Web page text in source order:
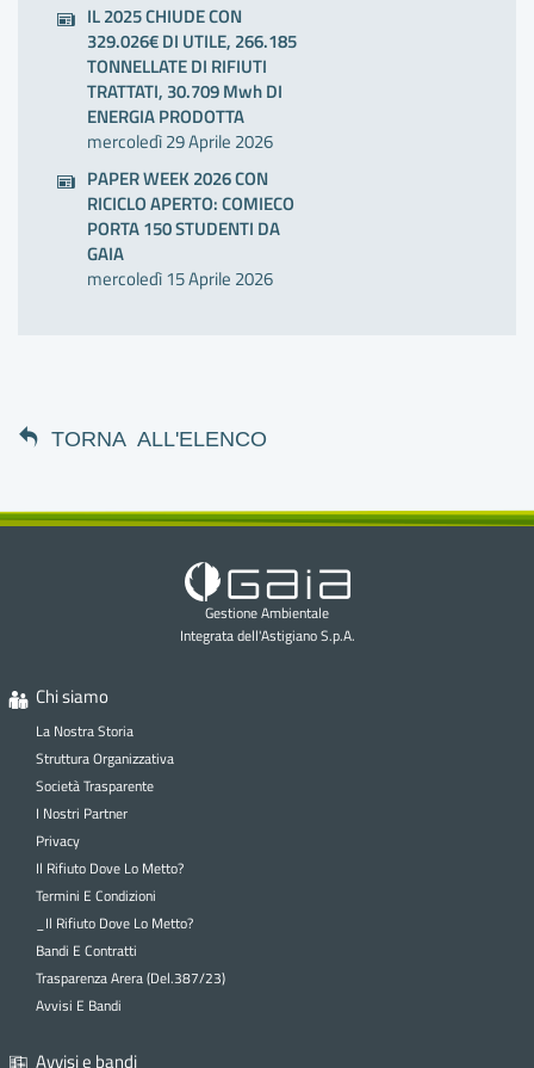
IL 2025 CHIUDE CON
329.026€ DI UTILE, 266.185
TONNELLATE DI RIFIUTI
TRATTATI, 30.709 Mwh DI
ENERGIA PRODOTTA
mercoledì 29 Aprile 2026
PAPER WEEK 2026 CON
RICICLO APERTO: COMIECO
PORTA 150 STUDENTI DA
GAIA
mercoledì 15 Aprile 2026
TORNA ALL'ELENCO
Gestione Ambientale
Integrata dell'Astigiano S.p.A.
Chi siamo
La Nostra Storia
Struttura Organizzativa
Società Trasparente
I Nostri Partner
Privacy
Il Rifiuto Dove Lo Metto?
Termini E Condizioni
_Il Rifiuto Dove Lo Metto?
Bandi E Contratti
Trasparenza Arera (Del.387/23)
Avvisi E Bandi
Avvisi e bandi